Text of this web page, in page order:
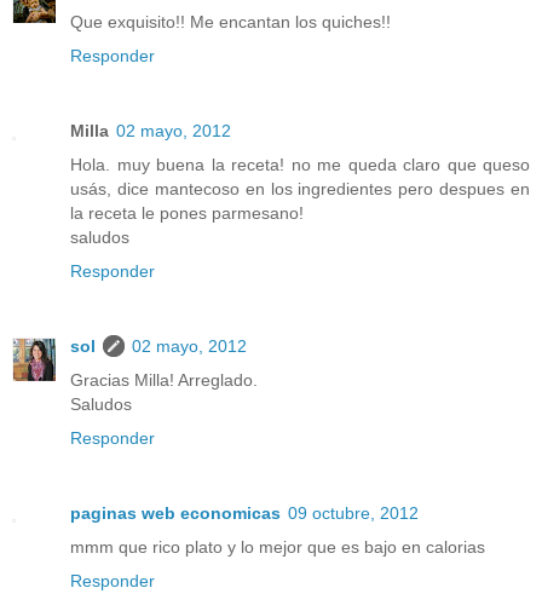
Que exquisito!! Me encantan los quiches!!
Responder
Milla 02 mayo, 2012
Hola. muy buena la receta! no me queda claro que queso
usás, dice mantecoso en los ingredientes pero despues en
la receta le pones parmesano!
saludos
Responder
sol
02 mayo, 2012
Gracias Milla! Arreglado.
Saludos
Responder
paginas web economicas 09 octubre, 2012
mmm que rico plato y lo mejor que es bajo en calorias
Responder